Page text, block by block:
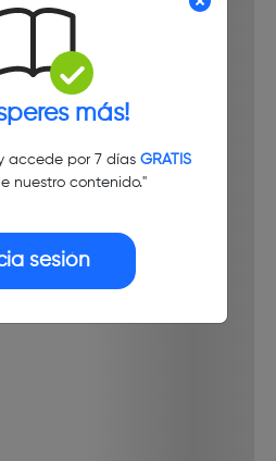
más!
accede por 7 días GRATIS
nuestro contenido."
sesión